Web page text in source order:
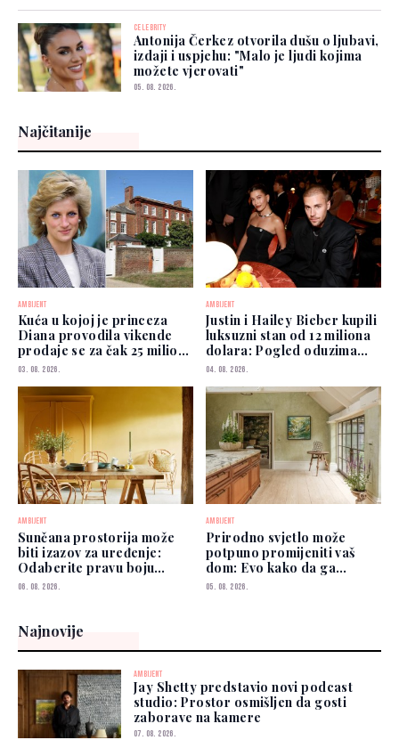
CELEBRITY
Antonija Čerkez otvorila dušu o ljubavi,
izdaji i uspjehu: "Malo je ljudi kojima
možete vjerovati"
05. 08. 2026.
Najčitanije
AMBIJENT
Kuća u kojoj je princeza
Diana provodila vikende
prodaje se za čak 25 miliona
funti
03. 08. 2026.
AMBIJENT
Justin i Hailey Bieber kupili
luksuzni stan od 12 miliona
dolara: Pogled oduzima
dah
04. 08. 2026.
AMBIJENT
Sunčana prostorija može
biti izazov za uređenje:
Odaberite pravu boju
zidova
06. 08. 2026.
AMBIJENT
Prirodno svjetlo može
potpuno promijeniti vaš
dom: Evo kako da ga
iskoristite
05. 08. 2026.
Najnovije
AMBIJENT
Jay Shetty predstavio novi podcast
studio: Prostor osmišljen da gosti
zaborave na kamere
07. 08. 2026.